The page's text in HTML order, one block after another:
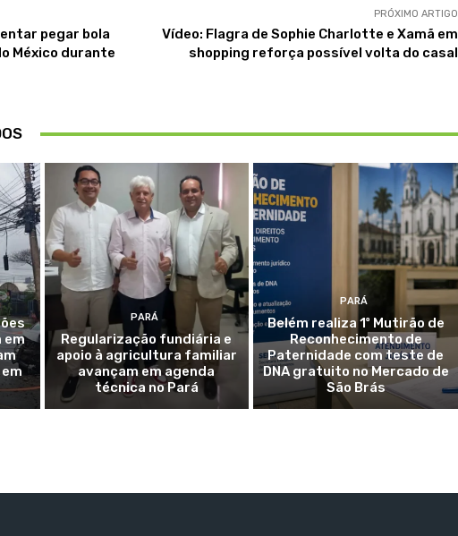
pegar bola
México durante
PRÓXIMO ARTIGO
Vídeo: Flagra de Sophie Charlotte e Xamã em
shopping reforça possível volta do casal
em
PARÁ
Regularização fundiária e
apoio à agricultura familiar
avançam em agenda
técnica no Pará
PARÁ
Belém realiza 1º Mutirão de
Reconhecimento de
Paternidade com teste de
DNA gratuito no Mercado de
São Brás